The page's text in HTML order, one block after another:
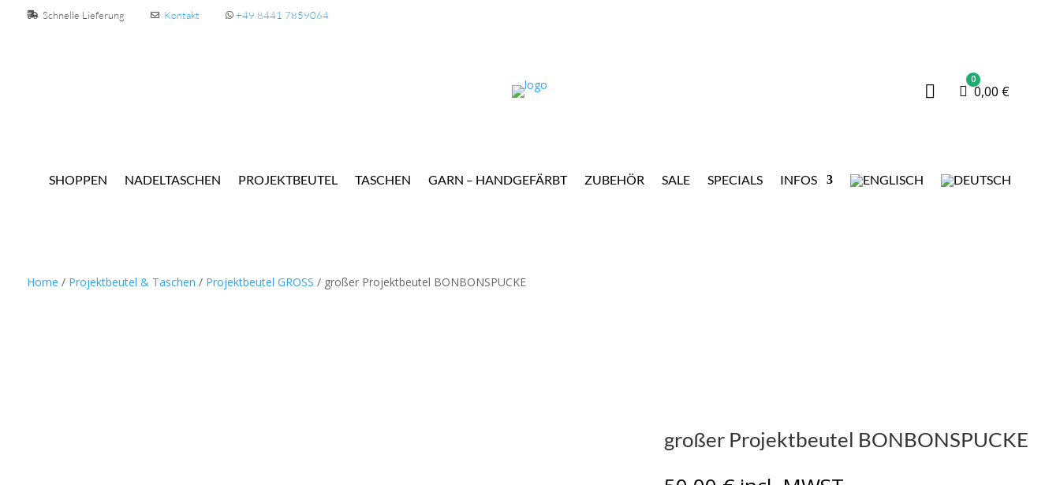
Schnelle Lieferung Kontakt +49 8441 7859064
 Warenkorb
0
0,00 €
SHOPPEN NADELTASCHEN PROJEKTBEUTEL TASCHEN GARN – HANDGEFÄRBT ZUBEHÖR SALE SPECIALS INFOS
Home / Projektbeutel & Taschen / Projektbeutel GROSS / großer Projektbeutel BONBONSPUCKE
großer Projektbeutel BONBONSPUCKE